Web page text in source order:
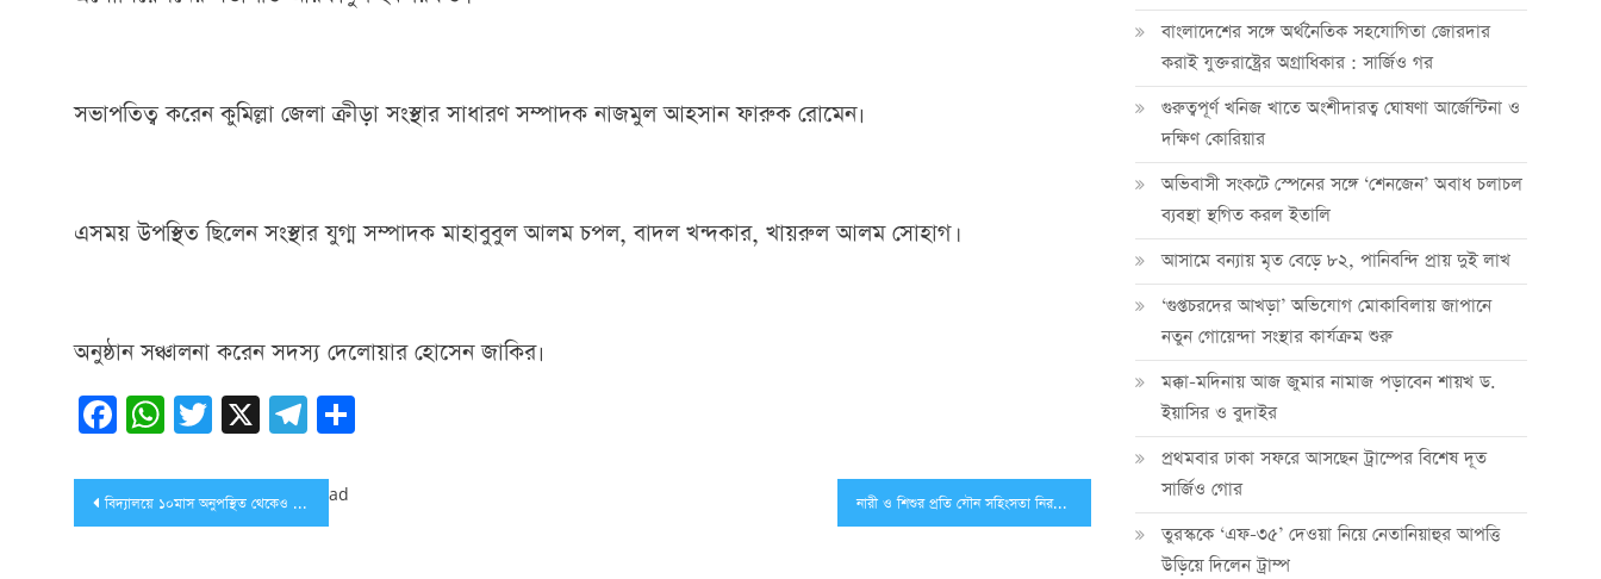
সভাপতিত্ব করেন কুমিল্লা জেলা ক্রীড়া সংস্থার সাধারণ সম্পাদক নাজমুল আহসান ফারুক রোমেন৷
এসময় উপস্থিত ছিলেন সংস্থার যুগ্ম সম্পাদক মাহাবুবুল আলম চপল, বাদল খন্দকার, খায়রুল আলম সোহাগ।
অনুষ্ঠান সঞ্চালনা করেন সদস্য দেলোয়ার হোসেন জাকির৷
Facebook
WhatsApp
Twitter
X Telegram
Post
বিদ্যালয়ে ১০মাস অনুপস্থিত থেকেও বেতন নিচ্ছে শিক্ষিকা!! নারী ও শিশুর প্রতি যৌন সহিংসতা নিরসনে মতবিনিময় সভা
ad
বাংলাদেশের সঙ্গে অর্থনৈতিক সহযোগিতা জোরদার
করাই যুক্তরাষ্ট্রের অগ্রাধিকার : সার্জিও গর
গুরুত্বপূর্ণ খনিজ খাতে অংশীদারত্ব ঘোষণা আর্জেন্টিনা ও
দক্ষিণ কোরিয়ার
অভিবাসী সংকটে স্পেনের সঙ্গে ‘শেনজেন’ অবাধ চলাচল
ব্যবস্থা স্থগিত করল ইতালি
আসামে বন্যায় মৃত বেড়ে ৮২, পানিবন্দি প্রায় দুই লাখ
‘গুপ্তচরদের আখড়া’ অভিযোগ মোকাবিলায় জাপানে
নতুন গোয়েন্দা সংস্থার কার্যক্রম শুরু
মক্কা-মদিনায় আজ জুমার নামাজ পড়াবেন শায়খ ড.
ইয়াসির ও বুদাইর
প্রথমবার ঢাকা সফরে আসছেন ট্রাম্পের বিশেষ দূত
সার্জিও গোর
তুরস্ককে ‘এফ-৩৫’ দেওয়া নিয়ে নেতানিয়াহুর আপত্তি
উড়িয়ে দিলেন ট্রাম্প